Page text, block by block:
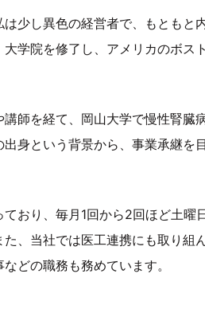
少し異色の経営者で、もともと
大学院を修了し、アメリカのボ
講師を経て、岡山大学で慢性腎
身という背景から、事業承継を
おり、毎月1回から2回ほど土
、当社では医工連携にも取り組
どの職務も務めています。